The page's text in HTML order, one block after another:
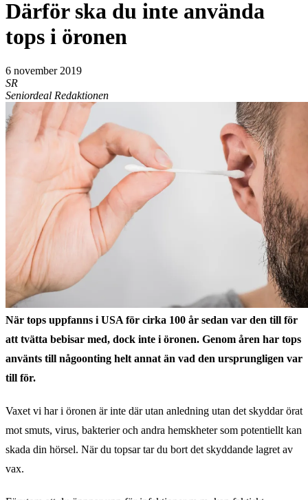
Därför ska du inte använda
tops i öronen
6 november 2019
SR
Seniordeal Redaktionen
När tops uppfanns i USA för cirka 100 år sedan var den till för
att tvätta bebisar med, dock inte i öronen. Genom åren har tops
använts till någoonting helt annat än vad den ursprungligen var
till för.
Vaxet vi har i öronen är inte där utan anledning utan det skyddar örat
mot smuts, virus, bakterier och andra hemskheter som potentiellt kan
skada din hörsel. När du topsar tar du bort det skyddande lagret av
vax.